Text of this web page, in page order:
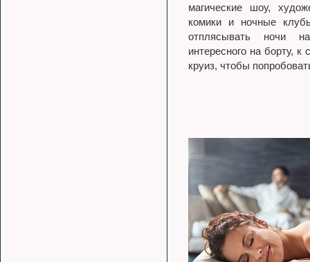
магические шоу,
комики и ночные
отплясывать ночи
интересного на борту,
круиз, чтобы